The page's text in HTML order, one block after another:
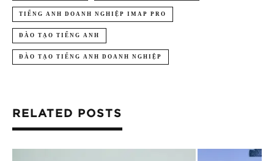
TIẾNG ANH DOANH NGHIỆP IMAP PRO
ĐÀO TẠO TIẾNG ANH
ĐÀO TẠO TIẾNG ANH DOANH NGHIỆP
RELATED POSTS